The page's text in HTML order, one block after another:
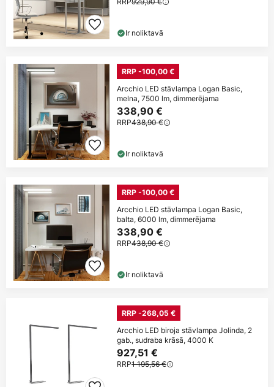
Ir noliktavā
RRP -100,00 €
Arcchio LED stāvlampa Logan Basic,
melna, 7500 lm, dimmerējama
338,90 €
RRP438,90 €
Ir noliktavā
RRP -100,00 €
Arcchio LED stāvlampa Logan Basic,
balta, 6000 lm, dimmerējama
338,90 €
RRP438,90 €
Ir noliktavā
RRP -268,05 €
Arcchio LED biroja stāvlampa Jolinda, 2
gab., sudraba krāsā, 4000 K
927,51 €
RRP1 195,56 €